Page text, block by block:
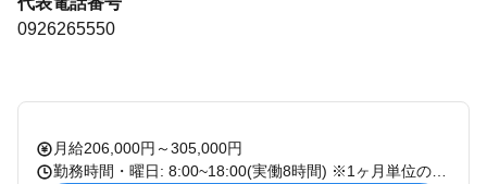
0926265550
月給206,000円～305,000円